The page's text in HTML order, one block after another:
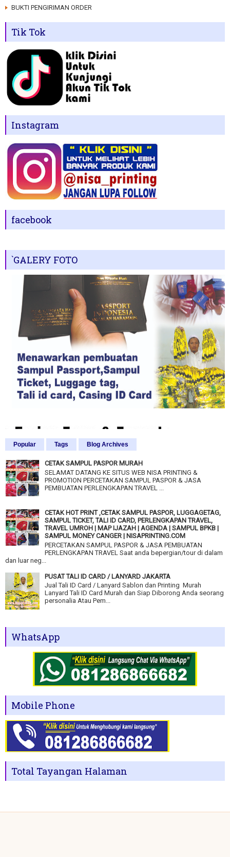
BUKTI PENGIRIMAN ORDER
Tik Tok
Instagram
facebook
`GALERY FOTO
Popular Tags Blog Archives
CETAK SAMPUL PASPOR MURAH
SELAMAT DATANG KE SITUS WEB NISA PRINTING &
PROMOTION PERCETAKAN SAMPUL PASPOR & JASA
PEMBUATAN PERLENGKAPAN TRAVEL ...
CETAK HOT PRINT ,CETAK SAMPUL PASPOR, LUGGAGETAG,
SAMPUL TICKET, TALI ID CARD, PERLENGKAPAN TRAVEL,
TRAVEL UMROH | MAP IJAZAH | AGENDA | SAMPUL BPKB |
SAMPUL MONEY CANGER | NISAPRINTING.COM
PERCETAKAN SAMPUL PASPOR & JASA PEMBUATAN
PERLENGKAPAN TRAVEL Saat anda bepergian/tour di dalam
dan luar neg...
PUSAT TALI ID CARD / LANYARD JAKARTA
Jual Tali ID Card / Lanyard Sablon dan Printing Murah
Lanyard Tali ID Card Murah dan Siap Diborong Anda seorang
personalia Atau Pem...
WhatsApp
Mobile Phone
Total Tayangan Halaman